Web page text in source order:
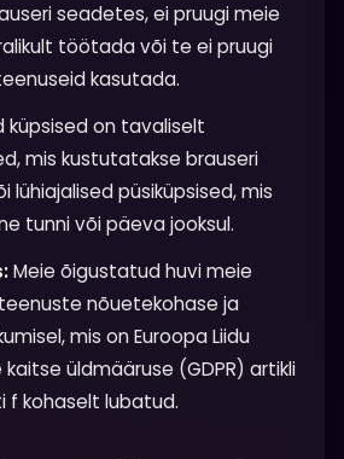
seadetes, ei pruugi meie
töötada või te ei pruugi
kasutada.
küpsised on tavaliselt
mis kustutatakse brauseri
lühiajalised püsiküpsised, mis
tunni või päeva jooksul.
Meie õigustatud huvi meie
nõuetekohase ja
mis on Euroopa Liidu
üldmääruse (GDPR) artikli
f kohaselt lubatud.